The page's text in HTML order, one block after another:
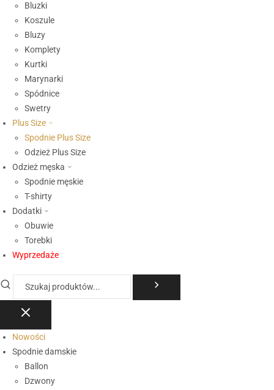
Bluzki
Koszule
Bluzy
Komplety
Kurtki
Marynarki
Spódnice
Swetry
Plus Size
Spodnie Plus Size
Odzież Plus Size
Odzież męska
Spodnie męskie
T-shirty
Dodatki
Obuwie
Torebki
Wyprzedaże
Nowości
Spodnie damskie
Ballon
Dzwony